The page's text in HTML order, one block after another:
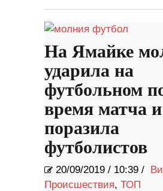
На Ямайке
ударила на
футбольном
время матча и
поразила
футболистов
20/09/2019 / 10:39 /
Происшествия, ТОП